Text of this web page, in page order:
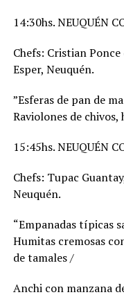
14:30hs. NEUQUÉN
Chefs: Cristian
Esper, Neuquén.
”Esferas de pan de
Raviolones de
15:45hs. NEUQUÉN
Chefs: Tupac
Neuquén.
“Empanadas típicas
Humitas cremosas
de tamales /
Anchi con manzana